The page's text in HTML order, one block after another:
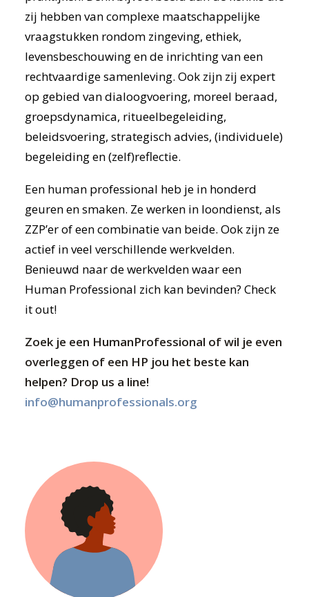
zij hebben van complexe maatschappelijke
vraagstukken rondom zingeving, ethiek,
levensbeschouwing en de inrichting van een
rechtvaardige samenleving. Ook zijn zij expert
op gebied van dialoogvoering, moreel beraad,
groepsdynamica, ritueelbegeleiding,
beleidsvoering, strategisch advies, (individuele)
begeleiding en (zelf)reflectie.
Een human professional heb je in honderd
geuren en smaken. Ze werken in loondienst, als
ZZP’er of een combinatie van beide. Ook zijn ze
actief in veel verschillende werkvelden.
Benieuwd naar de werkvelden waar een
Human Professional zich kan bevinden? Check
it out!
Zoek je een HumanProfessional of wil je even
overleggen of een HP jou het beste kan
helpen? Drop us a line!
info@humanprofessionals.org